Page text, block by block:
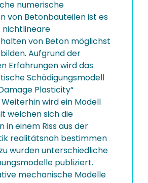
numerische
von Betonbauteilen ist es
nichtlineare
von Beton möglichst
Aufgrund der
Erfahrungen wird das
Schädigungsmodell
Plasticity“
wird ein Modell
welchen sich die
in einem Riss aus der
realitätsnah bestimmen
wurden unterschiedliche
publiziert.
mechanische Modelle